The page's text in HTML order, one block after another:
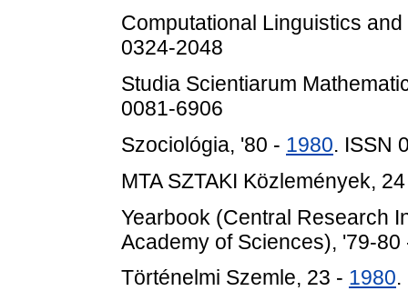
Computational Linguistics
0324-2048
Studia Scientiarum
0081-6906
Szociológia, '80 - 1980. ISSN
MTA SZTAKI Közlemények,
Yearbook (Central Research
Academy of Sciences), '79-
Történelmi Szemle, 23 - 1980.